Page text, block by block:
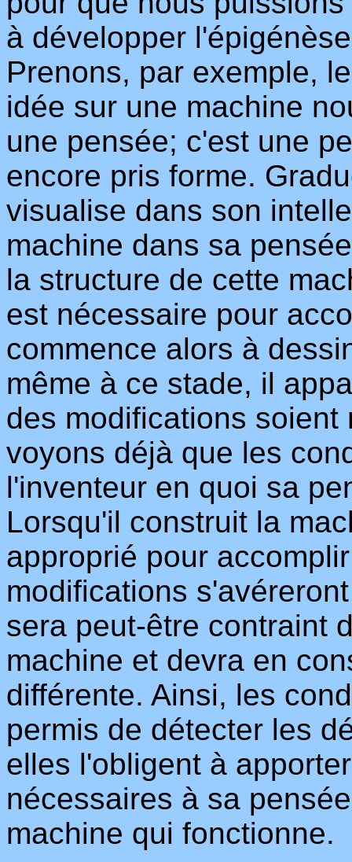
à développer
Prenons, par exemple,
idée sur une machine
une pensée; c'est une
encore pris forme.
visualise dans son
machine dans sa
la structure de cette
est nécessaire pour
commence alors à
même à ce stade, il
des modifications
voyons déjà que les
l'inventeur en quoi sa
Lorsqu'il construit la
approprié pour
modifications
sera peut-être contraint
machine et devra en
différente. Ainsi, les
permis de détecter les
elles l'obligent à
nécessaires à sa
machine qui fonctionne.